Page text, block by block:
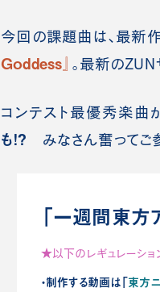
今回の課題曲は、最新
Goddess』 。最新のZUN
コンテスト最優秀楽曲
も！？ みなさん奮ってご
「一週間東方
★以下のレギュレーショ
・制作する動画は「東方